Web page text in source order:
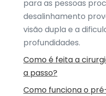
para as pessoas
desalinhamento
visão dupla e a
profundidades.
Como é feita a
a passo?
Como funciona o